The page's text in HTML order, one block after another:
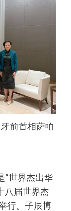
前首相萨帕
“世界杰出华
八届世界杰
行。子辰博